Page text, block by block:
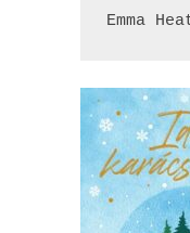
Emma